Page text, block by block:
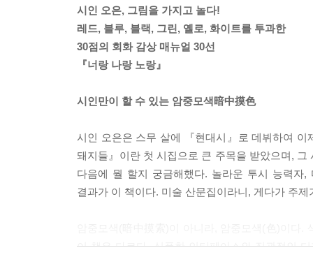
y과 결합해서 사람들에게 피로를 안겨다주기도
희망을 놓지 않아요. 약간 괴팍한 구석도 있지만
묻힌 사람들이 스스로 넘실거릴 수 있게끔 도와주
지 찾아왔다. 나는 너의 눈을 사랑한다. 너의 코를
분비되는 너의 눈물과 너의 콧물을 사랑한다. 너
나는 너에게 전적으로 예속되어 있다.
---pp.186-187
시인 오은, 그림을 가지고 놀다!
레드, 블루, 블랙, 그린, 옐로, 화이트를 투과한
30점의 회화 감상 매뉴얼 30선
『너랑 나랑 노랑』
시인만이 할 수 있는 암중모색暗中摸色
시인 오은은 스무 살에 『현대시』로 데뷔하여
돼지들』이란 첫 시집으로 큰 주목을 받았으며,
다음에 뭘 할지 궁금해했다. 놀라운 투시 능력자
결과가 이 책이다. 미술 산문집이라니, 게다가 주
이 책은 다르다. 심플한 인터페이스와 직관적인